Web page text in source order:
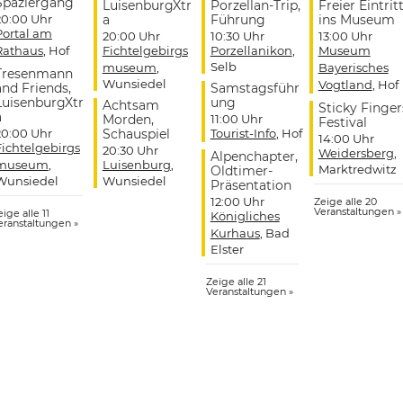
Uhr
am
, Hof
Friends,
Uhr
,
alle 11
»
LuisenburgXtr
a
20:00 Uhr
Fichtelgebirgs
museum,
Wunsiedel
Achtsam
Morden,
Schauspiel
20:30 Uhr
Luisenburg,
Wunsiedel
Porzellan-Trip,
Führung
10:30 Uhr
Porzellanikon,
Selb
Samstagsführ
ung
11:00 Uhr
Tourist-Info, Hof
Alpenchapter,
Oldtimer-
Präsentation
12:00 Uhr
Königliches
Kurhaus, Bad
Elster
Zeige alle 21
Veranstaltungen »
Freier Eintritt
ins Museum
13:00 Uhr
Museum
Bayerisches
Vogtland, Hof
Sticky
Festival
14:00 Uhr
Weidersberg,
Marktredwitz
Zeige alle 20
Veranstaltungen »